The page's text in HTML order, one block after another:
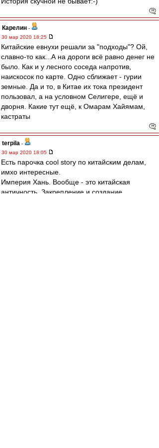
Карелин -
30 мар 2020 18:25
Китайские евнухи решали за "подходы"? Ой,
славно-то как...А на дороги всё равно денег не
было. Как и у лесного соседа напротив,
наискосок по карте. Одно сближает - гурии
земные. Да и то, в Китае их тока президент
пользовал, а на условном Селигере, ещё и
дворня. Какие тут ещё, к Омарам Хайямам,
кастраты
terpila -
30 мар 2020 18:05
Есть парочка cool story по китайским делам,
имхо интересные.
Империя Хань. Вообще - это китайская
античность. Закрепление и создание